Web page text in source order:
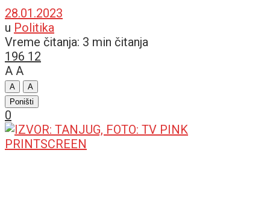
28.01.2023
u Politika
Vreme čitanja: 3 min čitanja
196 12
A A
A
A
Poništi
0